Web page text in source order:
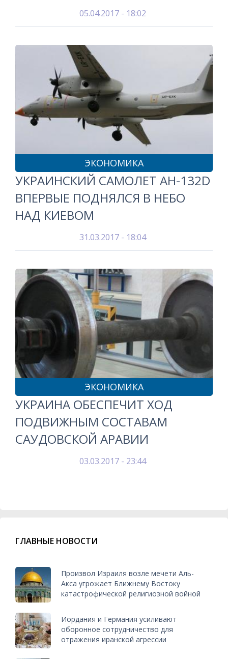
05.04.2017 - 18:02
ЭКОНОМИКА
УКРАИНСКИЙ САМОЛЕТ АН-132D
ВПЕРВЫЕ ПОДНЯЛСЯ В НЕБО
НАД КИЕВОМ
31.03.2017 - 18:04
ЭКОНОМИКА
УКРАИНА ОБЕСПЕЧИТ ХОД
ПОДВИЖНЫМ СОСТАВАМ
САУДОВСКОЙ АРАВИИ
03.03.2017 - 23:44
ГЛАВНЫЕ НОВОСТИ
Произвол Израиля возле мечети Аль-
Акса угрожает Ближнему Востоку
катастрофической религиозной войной
Иордания и Германия усиливают
оборонное сотрудничество для
отражения иранской агрессии